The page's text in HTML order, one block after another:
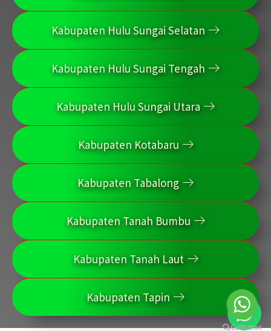
Kabupaten Hulu Sungai Selatan
Kabupaten Hulu Sungai Tengah
Kabupaten Hulu Sungai Utara
Kabupaten Kotabaru
Kabupaten Tabalong
Kabupaten Tanah Bumbu
Kabupaten Tanah Laut
Kabupaten Tapin